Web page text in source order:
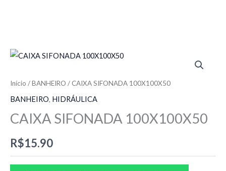
Início /BANHEIRO / CAIXA SIFONADA 100X100X50
BANHEIRO, HIDRÁULICA
CAIXA SIFONADA 100X100X50
R$15.90